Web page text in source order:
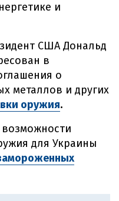
и
США Дональд
в
о
металлов и других
оружия.
для Украины